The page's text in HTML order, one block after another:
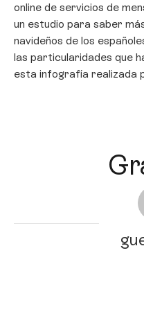
online de servicios de
un estudio para saber
navideños de los
las particularidades que
esta infografía realizada